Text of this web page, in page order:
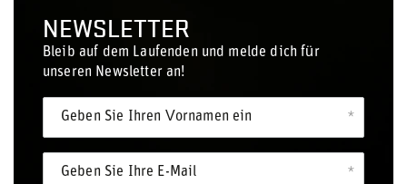
NEWSLETTER
Bleib auf dem Laufenden und melde dich für
unseren Newsletter an!
Geben Sie Ihren Vornamen ein
Geben Sie Ihre E-Mail